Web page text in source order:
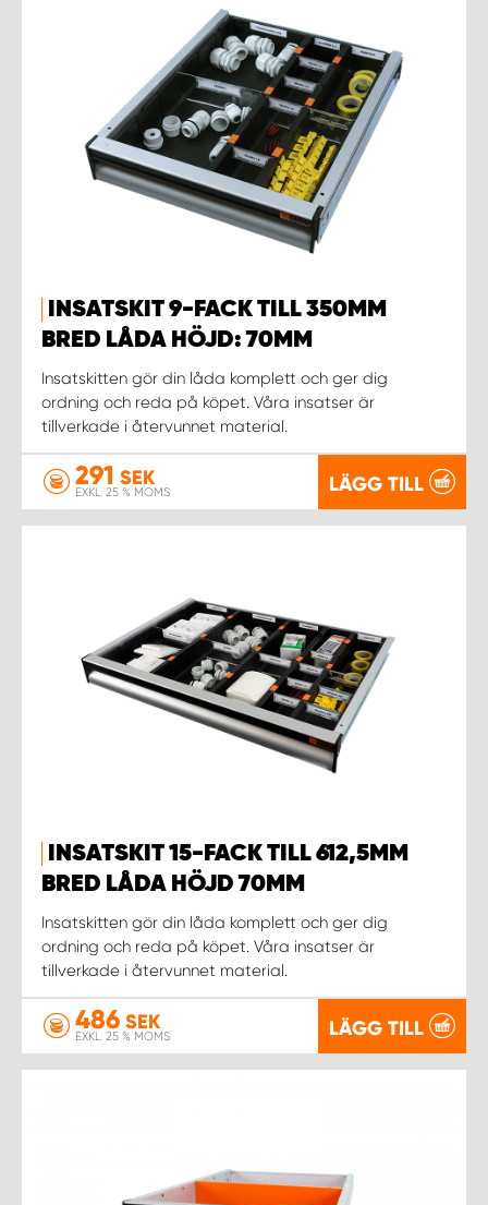
INSATSKIT 9-FACK TILL 350MM
BRED LÅDA HÖJD: 70MM
Insatskitten gör din låda komplett och ger dig
ordning och reda på köpet. Våra insatser är
tillverkade i återvunnet material.
291 SEK
EXKL. 25 % MOMS LÄGG TILL
INSATSKIT 15-FACK TILL 612,5MM
BRED LÅDA HÖJD 70MM
Insatskitten gör din låda komplett och ger dig
ordning och reda på köpet. Våra insatser är
tillverkade i återvunnet material.
486 SEK
EXKL. 25 % MOMS LÄGG TILL